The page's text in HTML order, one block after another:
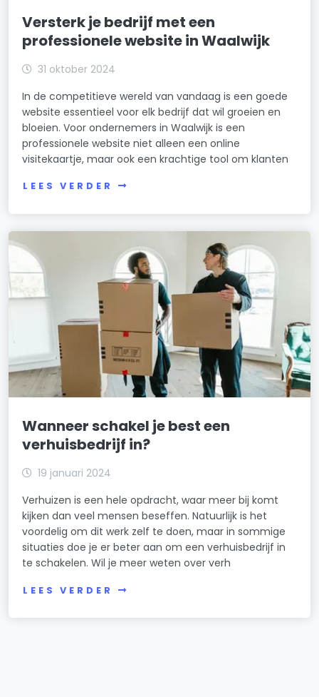
Versterk je bedrijf met een
professionele website in Waalwijk
31 oktober 2024
In de competitieve wereld van vandaag is een goede
website essentieel voor elk bedrijf dat wil groeien en
bloeien. Voor ondernemers in Waalwijk is een
professionele website niet alleen een online
visitekaartje, maar ook een krachtige tool om klanten
LEES VERDER
Wanneer schakel je best een
verhuisbedrijf in?
19 januari 2024
Verhuizen is een hele opdracht, waar meer bij komt
kijken dan veel mensen beseffen. Natuurlijk is het
voordelig om dit werk zelf te doen, maar in sommige
situaties doe je er beter aan om een verhuisbedrijf in
te schakelen. Wil je meer weten over verh
LEES VERDER